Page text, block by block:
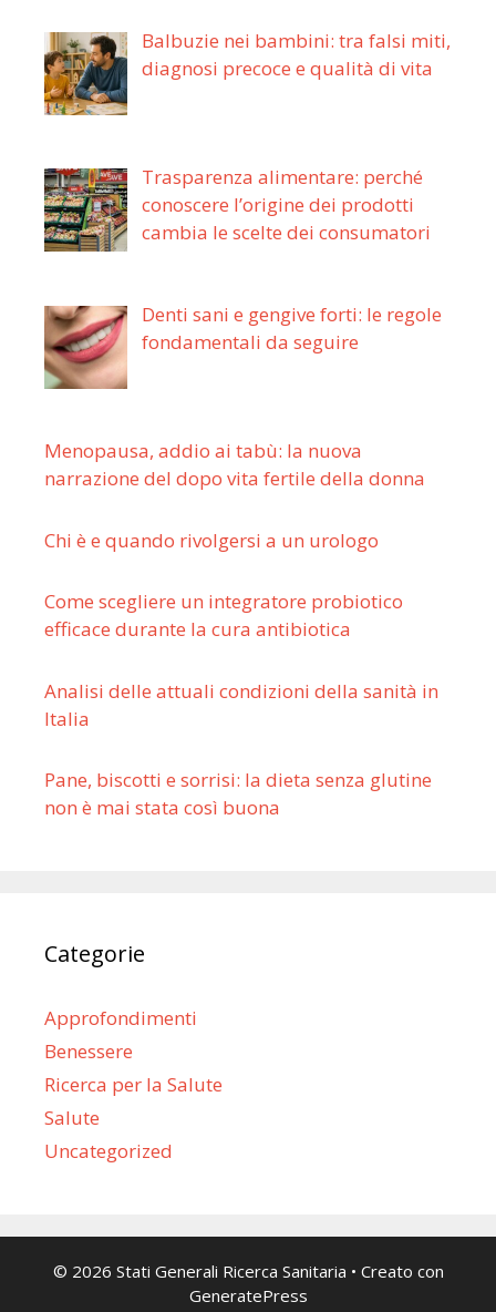
Balbuzie nei bambini: tra falsi miti,
diagnosi precoce e qualità di vita
Trasparenza alimentare: perché
conoscere l’origine dei prodotti
cambia le scelte dei consumatori
Denti sani e gengive forti: le regole
fondamentali da seguire
Menopausa, addio ai tabù: la nuova
narrazione del dopo vita fertile della donna
Chi è e quando rivolgersi a un urologo
Come scegliere un integratore probiotico
efficace durante la cura antibiotica
Analisi delle attuali condizioni della sanità in
Italia
Pane, biscotti e sorrisi: la dieta senza glutine
non è mai stata così buona
Categorie
Approfondimenti
Benessere
Ricerca per la Salute
Salute
Uncategorized
© 2026 Stati Generali Ricerca Sanitaria • Creato con
GeneratePress